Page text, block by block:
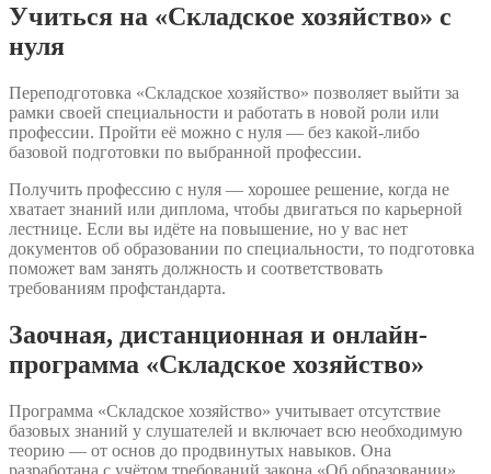
Учиться на «Складское хозяйство» с
нуля
Переподготовка «Складское хозяйство» позволяет выйти за
рамки своей специальности и работать в новой роли или
профессии. Пройти её можно с нуля — без какой-либо
базовой подготовки по выбранной профессии.
Получить профессию с нуля — хорошее решение, когда не
хватает знаний или диплома, чтобы двигаться по карьерной
лестнице. Если вы идёте на повышение, но у вас нет
документов об образовании по специальности, то подготовка
поможет вам занять должность и соответствовать
требованиям профстандарта.
Заочная, дистанционная и онлайн-
программа «Складское хозяйство»
Программа «Складское хозяйство» учитывает отсутствие
базовых знаний у слушателей и включает всю необходимую
теорию — от основ до продвинутых навыков. Она
разработана с учётом требований закона «Об образовании»,